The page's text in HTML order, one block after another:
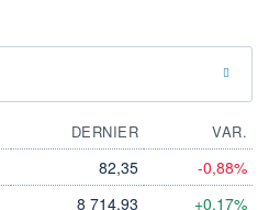
DERNIER
VAR.
82,35 -0,88%
8 714,93 +0,17%